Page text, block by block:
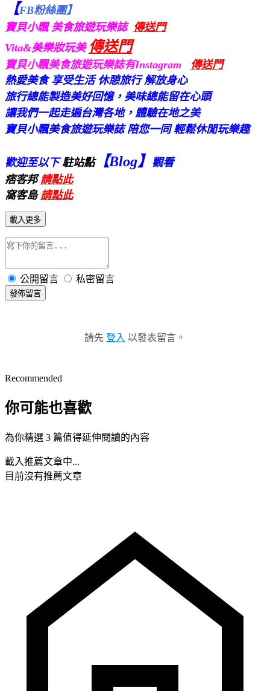
【FB粉絲團】
寶貝小飄 美食旅遊玩樂誌 傳送門
Vita&美樂妝玩美 傳送門
寶貝小飄美食旅遊玩樂誌有Instagram
傳送門
熱愛美食 享受生活 休憩旅行 解放身心
旅行總能製造美好回憶，美味總能留在心頭
讓我們一起走遍台灣各地，體驗在地之美
寶貝小飄美食旅遊玩樂誌 陪您一同 輕鬆休閒玩樂趣
歡迎至以下駐站點【Blog】 觀看
痞客邦請點此
窩客島 請點此
載入更多
公開留言 私密留言
發佈留言
請先 登入 以發表留言。
Recommended
你可能也喜歡
為你精選 3 篇值得延伸閱讀的內容
載入推薦文章中...
目前沒有推薦文章